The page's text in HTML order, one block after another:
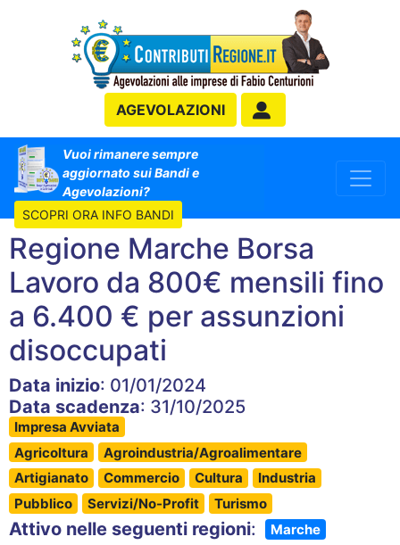
AGEVOLAZIONI
Vuoi rimanere sempre
aggiornato sui Bandi e
Agevolazioni?
SCOPRI ORA INFO BANDI
Regione Marche Borsa
Lavoro da 800€ mensili fino
a 6.400 € per assunzioni
disoccupati
Data inizio: 01/01/2024
Data scadenza: 31/10/2025
Impresa Avviata
Agricoltura
Agroindustria/Agroalimentare
Artigianato
Commercio Cultura
Industria
Pubblico
Servizi/No-Profit Turismo
Attivo nelle seguenti regioni: Marche